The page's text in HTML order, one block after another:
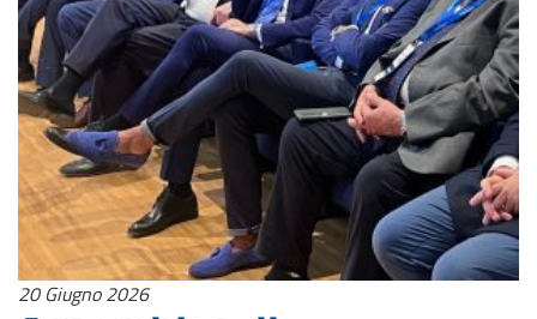
20 Giugno 2026